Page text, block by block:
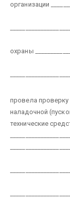
организации
имя,
охраны
имя,
провела
наладочной
технические
(проекту,